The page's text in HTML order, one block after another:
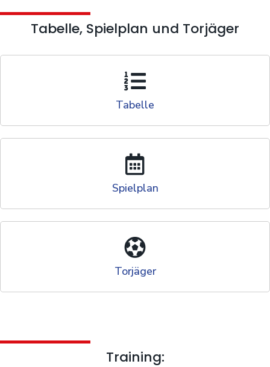
Tabelle, Spielplan und Torjäger
Tabelle
Spielplan
Torjäger
Training: